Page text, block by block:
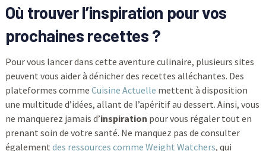
Où trouver l’inspiration pour vos
prochaines recettes ?
Pour vous lancer dans cette aventure culinaire, plusieurs sites
peuvent vous aider à dénicher des recettes alléchantes. Des
plateformes comme Cuisine Actuelle mettent à disposition
une multitude d’idées, allant de l’apéritif au dessert. Ainsi, vous
ne manquerez jamais d’inspiration pour vous régaler tout en
prenant soin de votre santé. Ne manquez pas de consulter
également des ressources comme Weight Watchers, qui